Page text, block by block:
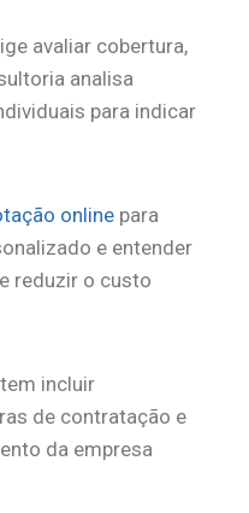
avaliar cobertura,
analisa
para indicar
online para
e entender
reduzir o custo
incluir
de contratação e
da empresa